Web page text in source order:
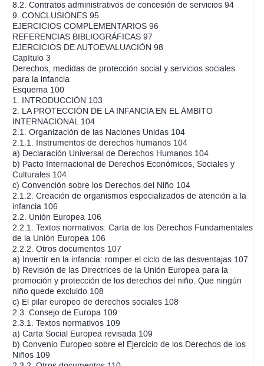
8.2. Contratos administrativos de concesión de servicios 94
9. CONCLUSIONES 95
EJERCICIOS COMPLEMENTARIOS 96
REFERENCIAS BIBLIOGRÁFICAS 97
EJERCICIOS DE AUTOEVALUACIÓN 98
Capítulo 3
Derechos, medidas de protección social y servicios sociales
para la infancia
Esquema 100
1. INTRODUCCIÓN 103
2. LA PROTECCIÓN DE LA INFANCIA EN EL ÁMBITO
INTERNACIONAL 104
2.1. Organización de las Naciones Unidas 104
2.1.1. Instrumentos de derechos humanos 104
a) Declaración Universal de Derechos Humanos 104
b) Pacto Internacional de Derechos Económicos, Sociales y
Culturales 104
c) Convención sobre los Derechos del Niño 104
2.1.2. Creación de organismos especializados de atención a la
infancia 106
2.2. Unión Europea 106
2.2.1. Textos normativos: Carta de los Derechos Fundamentales
de la Unión Europea 106
2.2.2. Otros documentos 107
a) Invertir en la infancia: romper el ciclo de las desventajas 107
b) Revisión de las Directrices de la Unión Europea para la
promoción y protección de los derechos del niño. Que ningún
niño quede excluido 108
c) El pilar europeo de derechos sociales 108
2.3. Consejo de Europa 109
2.3.1. Textos normativos 109
a) Carta Social Europea revisada 109
b) Convenio Europeo sobre el Ejercicio de los Derechos de los
Niños 109